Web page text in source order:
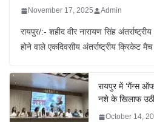
November 17, 2025 Admin
रायपुर/:- शहीद वीर नारायण सिंह
होने वाले एकदिवसीय अंतर्राष्ट्रीय क्रिकेट
रायपुर में ‘गैंग्स ऑफ
नशे के खिलाफ
October 14,